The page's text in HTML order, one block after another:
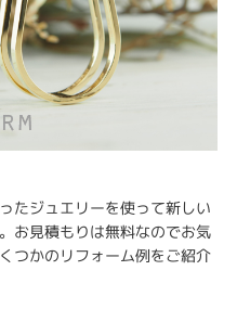
たジュエリーを使って新しい
お見積もりは無料なのでお気
つかのリフォーム例をご紹介